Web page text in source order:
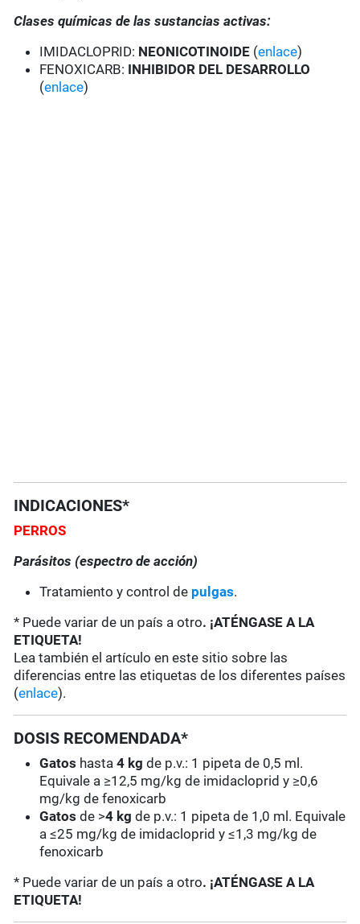
Clases químicas de las sustancias activas:
IMIDACLOPRID: NEONICOTINOIDE (enlace)
FENOXICARB: INHIBIDOR DEL DESARROLLO
(enlace)
INDICACIONES*
PERROS
Parásitos (espectro de acción)
Tratamiento y control de pulgas.
* Puede variar de un país a otro. ¡ATÉNGASE A LA
ETIQUETA!
Lea también el artículo en este sitio sobre las
diferencias entre las etiquetas de los diferentes países
(enlace).
DOSIS RECOMENDADA*
Gatos hasta4 kgde p.v.: 1 pipeta de 0,5 ml.
Equivale a ≥12,5 mg/kg de imidacloprid y ≥0,6
mg/kg de fenoxicarb
Gatosde >4 kg de p.v.: 1 pipeta de 1,0 ml. Equivale
a ≤25 mg/kg de imidacloprid y ≤1,3 mg/kg de
fenoxicarb
* Puede variar de un país a otro. ¡ATÉNGASE A LA
ETIQUETA!